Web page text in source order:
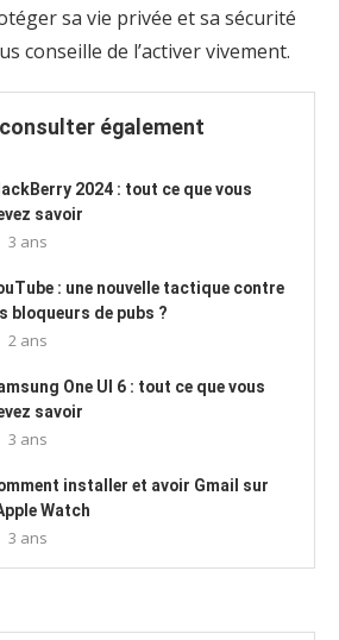
sa vie privée et sa sécurité
conseille de l’activer vivement.
également
2024 : tout ce que vous
savoir
3 ans
: une nouvelle tactique contre
bloqueurs de pubs ?
2 ans
One UI 6 : tout ce que vous
savoir
3 ans
installer et avoir Gmail sur
Watch
3 ans